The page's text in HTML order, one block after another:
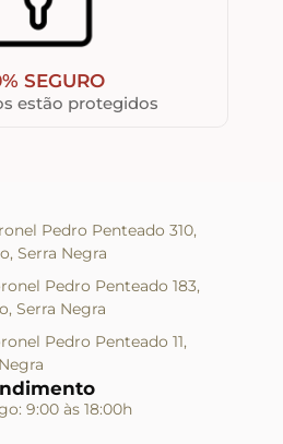
SEGURO
estão protegidos
Pedro Penteado 310,
Serra Negra
Pedro Penteado 183,
Serra Negra
Pedro Penteado 11,
9:00 às 18:00h